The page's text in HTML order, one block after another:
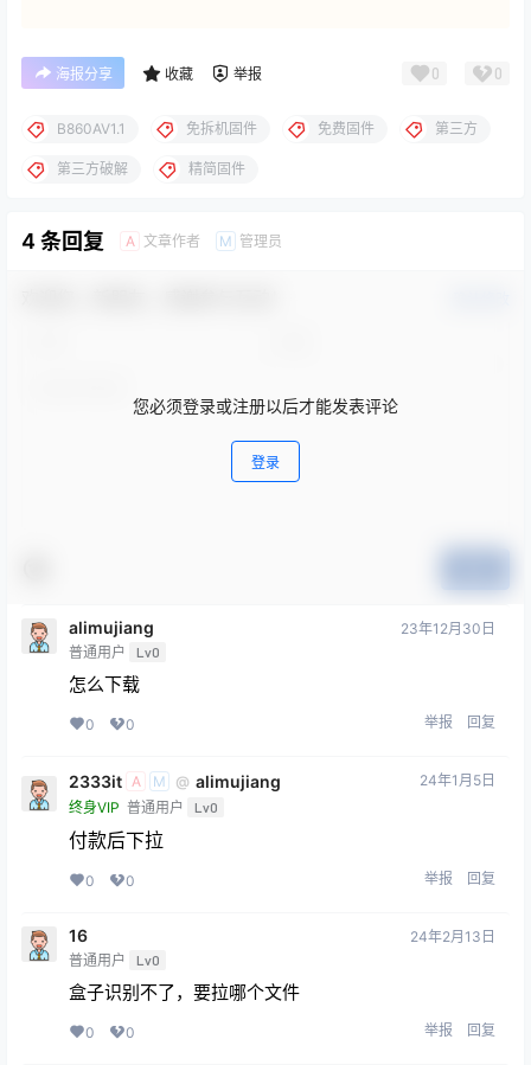
海报分享 收藏 举报 0 0
B860AV1.1 免拆机固件 免费固件 第三方
第三方破解 精简固件
4 条回复 A 文章作者 M 管理员
您必须登录或注册以后才能发表评论
登录
alimujiang
普通用户 Lv0
23年12月30日
怎么下载
0 0 举报 回复
2333it A M @ alimujiang
终身VIP 普通用户 Lv0
24年1月5日
付款后下拉
0 0 举报 回复
16
普通用户 Lv0
24年2月13日
盒子识别不了，要拉哪个文件
0 0 举报 回复